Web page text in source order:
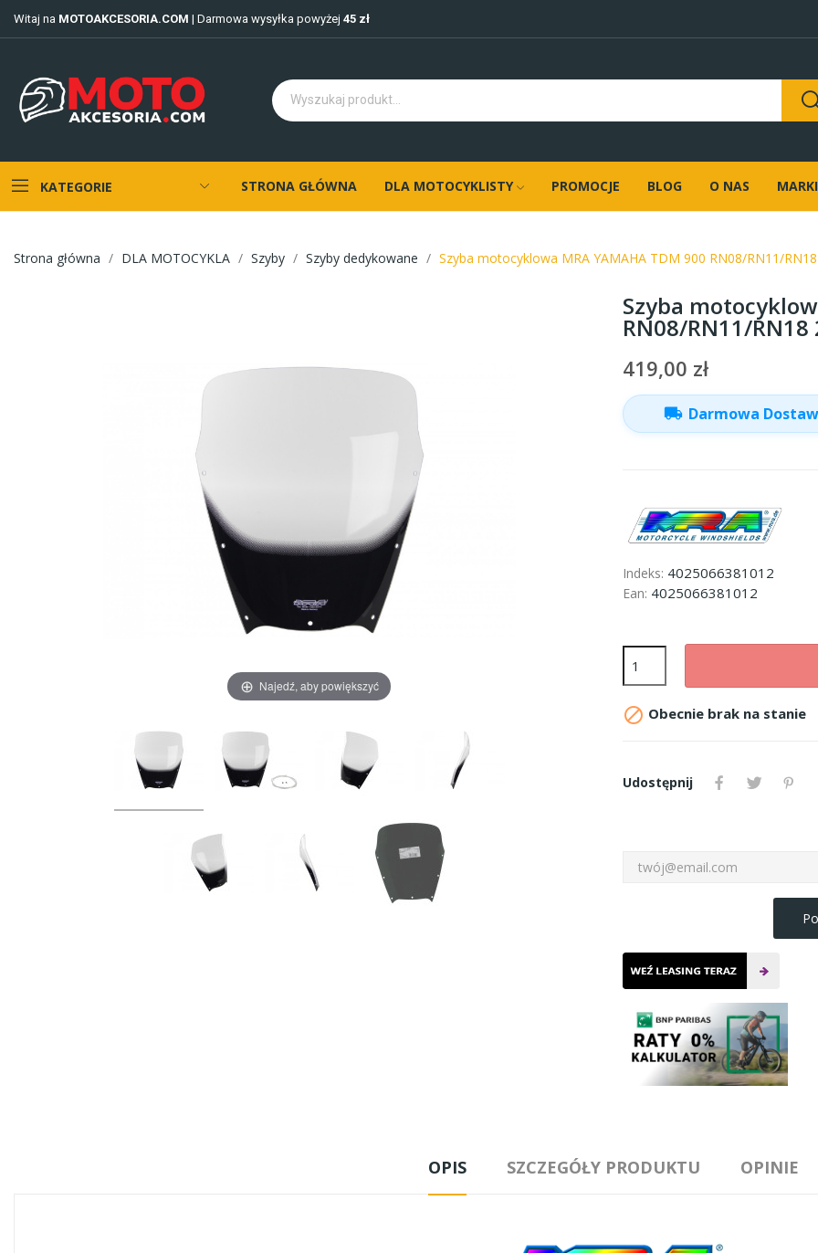
Witaj na MOTOAKCESORIA.COM | Darmowa wysyłka powyżej 45 zł
KATEGORIE STRONA GŁÓWNA DLA MOTOCYKLISTY PROMOCJE BLOG O NAS MARKI
Strona główna DLA MOTOCYKLA Szyby Szyby dedykowane Szyba motocyklowa MRA YAMAHA TDM 900 RN08/RN11/
Najedź, aby powiększyć
Szyba
RN08/RN11/
419,00 zł
local_shipping Darmowa
Indeks: 4025066381012
Ean: 4025066381012
 Obecnie brak na stanie
Udostępnij
OPIS SZCZEGÓŁY PRODUKTU OPINIE